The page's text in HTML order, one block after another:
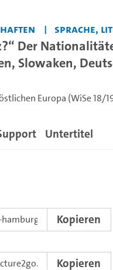
Sprache,
Der
Slowaken,
Europa (WiSe 18/
Untertitel
Video.
Kopieren
Code, um das Video mit
Kopieren